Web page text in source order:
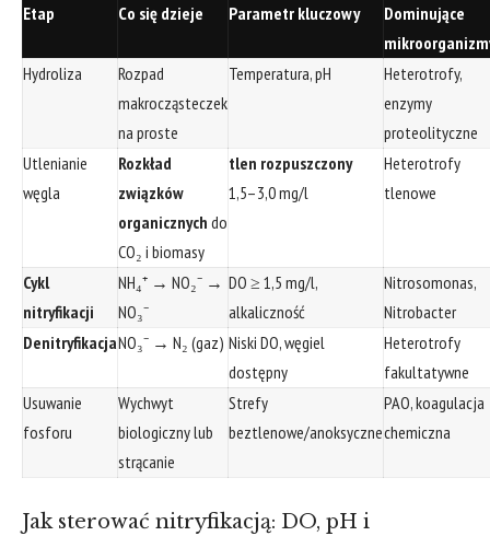
Etap Co się dzieje Parametr kluczowy
Dominujące
Hydroliza
Rozpad
makrocząsteczek
na proste
Temperatura, pH
Heterotrofy,
enzymy
proteolityczne
Utlenianie
węgla
Rozkład
związków
organicznych do
CO₂ i biomasy
tlen rozpuszczony
1,5–3,0 mg/l
Heterotrofy
tlenowe
Cykl
nitryfikacji
NH₄⁺ → NO₂⁻ →
NO₃⁻
DO ≥ 1,5 mg/l,
alkaliczność
Nitrosomonas,
Nitrobacter
DenitryfikacjaNO₃⁻ → N₂ (gaz) Niski DO, węgiel
dostępny
Heterotrofy
fakultatywne
Usuwanie
fosforu
Wychwyt
biologiczny lub
strącanie
Strefy
beztlenowe/anoksyczne
PAO, koagulacja
chemiczna
Jak sterować nitryfikacją: DO, pH i